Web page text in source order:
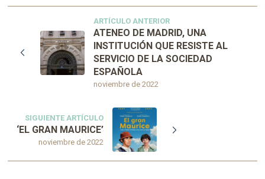
ARTÍCULO ANTERIOR
noviembre de 2022
ATENEO DE MADRID, UNA
INSTITUCIÓN QUE RESISTE AL
SERVICIO DE LA SOCIEDAD
ESPAÑOLA
SIGUIENTE ARTÍCULO
noviembre de 2022
‘EL GRAN MAURICE’